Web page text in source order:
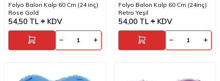
Folyo Balon Kalp 60 Cm (24 inç)
Rose Gold
54,50 TL KDV
Folyo Balon Kalp 60 Cm (24inç)
Retro Yeşil
54,00 TL KDV